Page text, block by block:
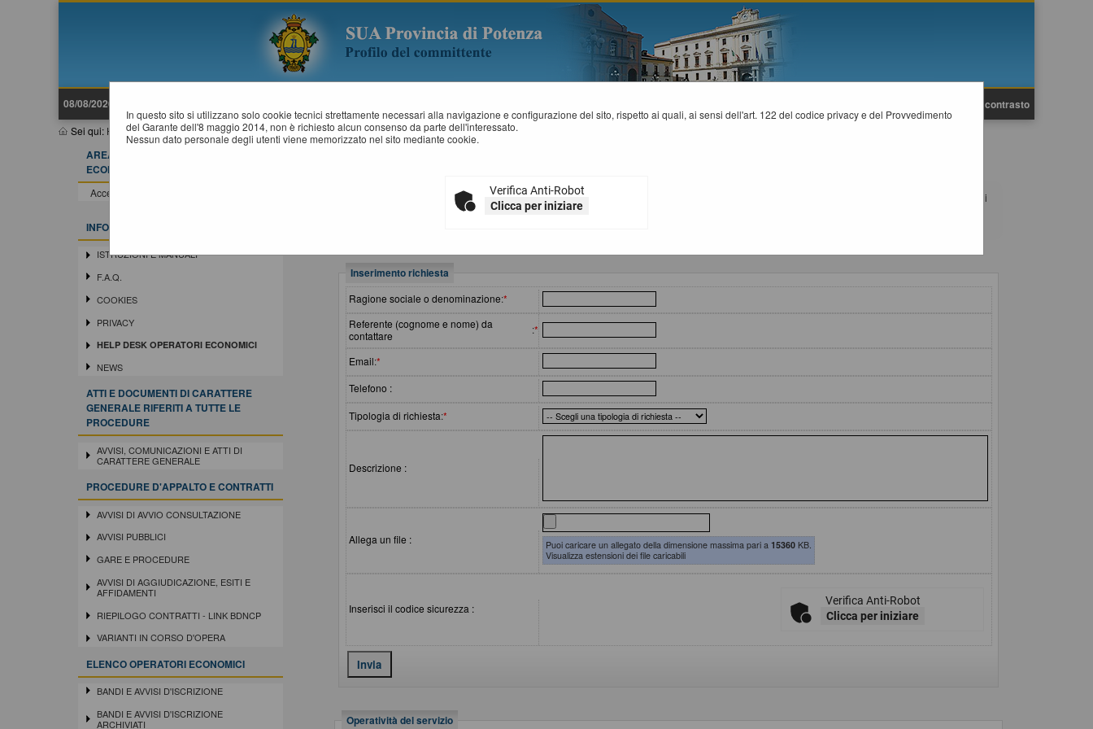
08/08/2026 08:48 Alto contrasto
Sei qui: Home»Informazioni»Help desk operatori economici
In questo sito si utilizzano solo cookie tecnici strettamente necessari alla navigazione e configurazione del sito, rispetto ai quali, ai sensi dell'art. 122 del codice privacy e del Provvedimento
del Garante dell'8 maggio 2014, non è richiesto alcun consenso da parte dell'interessato.
Nessun dato personale degli utenti viene memorizzato nel sito mediante cookie.
Verifica Anti-Robot
Clicca per iniziare
AREA RISERVATA OPERATORE
ECONOMICO
Accedi - Registrati
INFORMAZIONI
ISTRUZIONI E MANUALI
F.A.Q.
COOKIES
PRIVACY
HELP DESK OPERATORI ECONOMICI
NEWS
ATTI E DOCUMENTI DI CARATTERE
GENERALE RIFERITI A TUTTE LE
PROCEDURE
AVVISI, COMUNICAZIONI E ATTI DI
CARATTERE GENERALE
PROCEDURE D'APPALTO E CONTRATTI
AVVISI DI AVVIO CONSULTAZIONE
AVVISI PUBBLICI
GARE E PROCEDURE
AVVISI DI AGGIUDICAZIONE, ESITI E
AFFIDAMENTI
RIEPILOGO CONTRATTI - LINK BDNCP
VARIANTI IN CORSO D'OPERA
ELENCO OPERATORI ECONOMICI
BANDI E AVVISI D'ISCRIZIONE
BANDI E AVVISI D'ISCRIZIONE
ARCHIVIATI
Compila il form indicando i tuoi riferimenti e il problema riscontrato, eventualmente se necessario allegando anche un file, e poi procedi
all'invio della richiesta.
Inserimento richiesta
Ragione sociale o denominazione:*
Referente (cognome e nome) da
contattare
:*
Email:*
Telefono :
Tipologia di richiesta:*
Descrizione :
Allega un file : Puoi caricare un allegato della dimensione massima pari a 15360KB.
Visualizza estensioni dei file caricabili
Inserisci il codice sicurezza :
Verifica Anti-Robot
Clicca per iniziare
Operatività del servizio